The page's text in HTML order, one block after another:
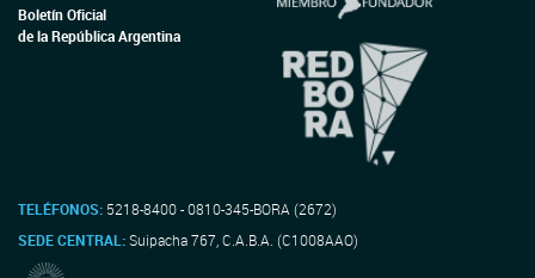
Boletín Oficial
de la República Argentina
TELÉFONOS: 5218-8400 - 0810-345-BORA (2672)
SEDE CENTRAL:Suipacha 767, C.A.B.A. (C1008AAO)